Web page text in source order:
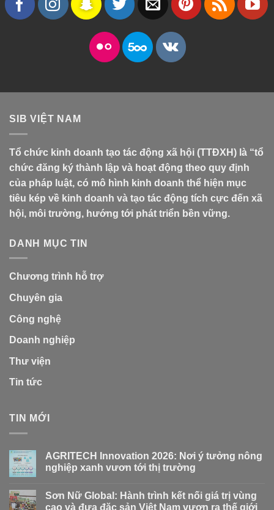
SIB VIỆT NAM
Tổ chức kinh doanh tạo tác động xã hội (TTĐXH) là “tổ
chức đăng ký thành lập và hoạt động theo quy định
của pháp luật, có mô hình kinh doanh thể hiện mục
tiêu kép về kinh doanh và tạo tác động tích cực đến xã
hội, môi trường, hướng tới phát triển bền vững.
DANH MỤC TIN
Chương trình hỗ trợ
Chuyên gia
Công nghệ
Doanh nghiệp
Thư viện
Tin tức
TIN MỚI
AGRITECH Innovation 2026: Nơi ý tưởng nông
nghiệp xanh vươn tới thị trường
Sơn Nữ Global: Hành trình kết nối giá trị vùng
cao và đưa đặc sản Việt Nam vươn ra thế giới